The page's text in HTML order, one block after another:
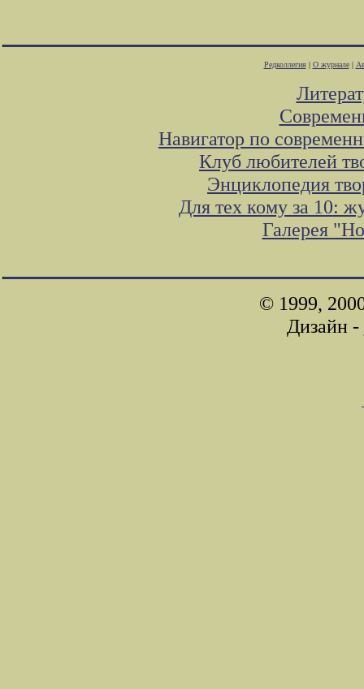
Редколлегия| О журнале|
Навигатор по
Клуб любителей
Энциклопедия
Для тех кому за 10:
Галерея
© 1999,
Дизайн -